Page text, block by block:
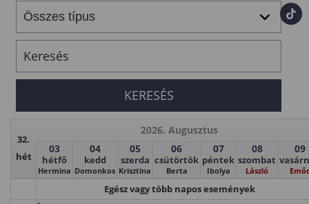
32.
hét
2026. Augusztus
03
hétfő
Hermina
04
kedd
Domonkos
05
szerda
Krisztina
06
csütörtök
Berta
07
péntek
Ibolya
08
szombat
László
09
Egész vagy több napos események